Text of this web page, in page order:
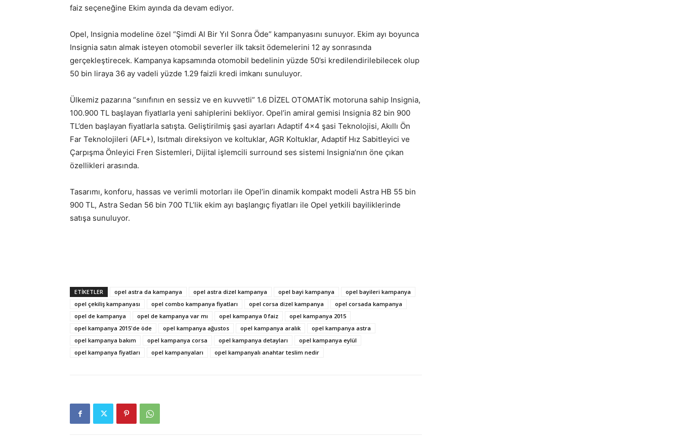
faiz seçeneğine Ekim ayında da devam ediyor.
Opel, Insignia modeline özel “Şimdi Al Bir Yıl Sonra Öde” kampanyasını sunuyor. Ekim ayı boyunca
Insignia satın almak isteyen otomobil severler ilk taksit ödemelerini 12 ay sonrasında
gerçekleştirecek. Kampanya kapsamında otomobil bedelinin yüzde 50’si kredilendirilebilecek olup
50 bin liraya 36 ay vadeli yüzde 1.29 faizli kredi imkanı sunuluyor.
Ülkemiz pazarına “sınıfının en sessiz ve en kuvvetli” 1.6 DİZEL OTOMATİK motoruna sahip Insignia,
100.900 TL başlayan fiyatlarla yeni sahiplerini bekliyor. Opel’in amiral gemisi Insignia 82 bin 900
TL’den başlayan fiyatlarla satışta. Geliştirilmiş şasi ayarları Adaptif 4×4 şasi Teknolojisi, Akıllı Ön
Far Teknolojileri (AFL+), Isıtmalı direksiyon ve koltuklar, AGR Koltuklar, Adaptif Hız Sabitleyici ve
Çarpışma Önleyici Fren Sistemleri, Dijital işlemcili surround ses sistemi Insignia’nın öne çıkan
özellikleri arasında.
Tasarımı, konforu, hassas ve verimli motorları ile Opel’in dinamik kompakt modeli Astra HB 55 bin
900 TL, Astra Sedan 56 bin 700 TL’lik ekim ayı başlangıç fiyatları ile Opel yetkili bayiliklerinde
satışa sunuluyor.
ETIKETLER opel astra da kampanya opel astra dizel kampanya opel bayi kampanya
opel bayileri kampanya
opel çekiliş kampanyası
opel combo kampanya fiyatları opel corsa dizel kampanya
opel corsada kampanya
opel de kampanya
opel de kampanya var mı opel kampanya 0 faiz
opel kampanya 2015
opel kampanya 2015'de öde
opel kampanya ağustos opel kampanya aralık
opel kampanya astra
opel kampanya bakım
opel kampanya corsa opel kampanya detayları
opel kampanya eylül
opel kampanya fiyatları
opel kampanyaları opel kampanyalı anahtar teslim nedir